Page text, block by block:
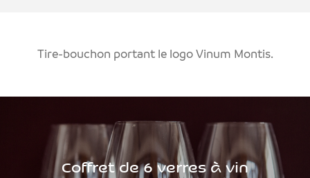
Tire-bouchon portant le logo Vinum Montis.
Coffret de 6 verres à vin